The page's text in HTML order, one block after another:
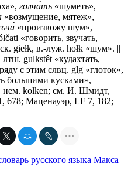
голча́ть «шуметь»,
«возмущение, мятеж»,
«произвожу шум»,
«говорить, звучать,
giełk, в.-луж. hołk «шум». ||
gulkstêt «кудахтать,
с этим слвц. glg «глоток»,
большими кусками»,
нем. kolken; см. И. Шмидт,
Маценауэр, LF 7, 182;
русского языка Макса